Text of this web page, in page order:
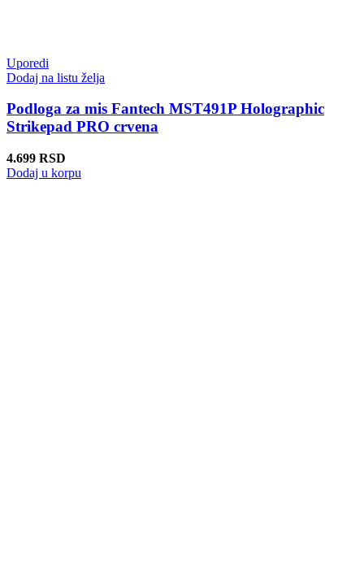
Uporedi
Dodaj na listu želja
Podloga za mis Fantech MST491P Holographic
Strikepad PRO crvena
4.699 RSD
Dodaj u korpu